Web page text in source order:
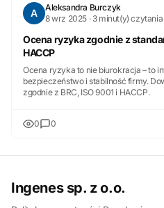
A
Aleksandra Burczyk
8 wrz 2025 · 3 minut(y) czytania
Ocena ryzyka zgodnie z
HACCP
Ocena ryzyka to nie biurokracja – to
bezpieczeństwo i stabilność firmy.
zgodnie z BRC, ISO 9001 i HACCP.
0 0
Ingenes sp. z o.o.